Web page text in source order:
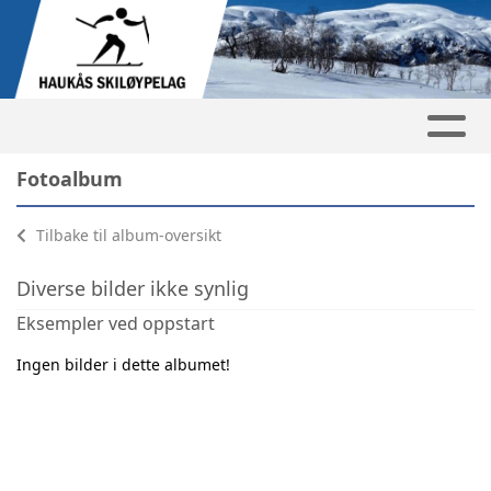
Fotoalbum
Tilbake til album-oversikt
Diverse bilder ikke synlig
Eksempler ved oppstart
Ingen bilder i dette albumet!